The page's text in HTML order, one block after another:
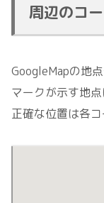
周辺のコ
GoogleMapの地
マークが示す地
正確な位置は各